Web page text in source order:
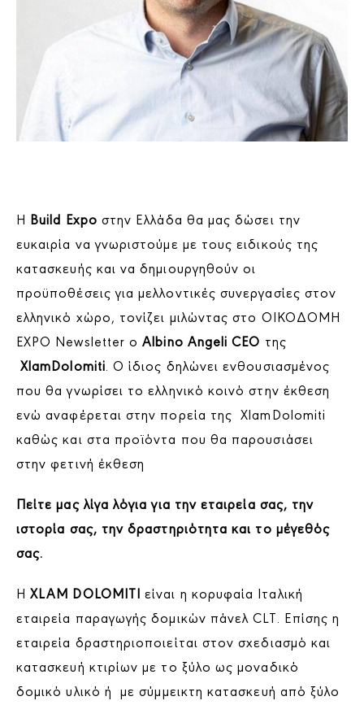
H Build Expo στην Ελλάδα θα μας δώσει την
ευκαιρία να γνωριστούμε με τους ειδικούς της
κατασκευής και να δημιουργηθούν οι
προϋποθέσεις για μελλοντικές συνεργασίες στον
ελληνικό χώρο, τονίζει μιλώντας στο ΟΙΚΟΔΟΜΗ
EXPO Newsletter οAlbino Angeli CEO της
XlamDolomiti . Ο ίδιος δηλώνει ενθουσιασμένος
που θα γνωρίσει το ελληνικό κοινό στην έκθεση
ενώ αναφέρεται στην πορεία της XlamDolomiti
καθώς και στα προϊόντα που θα παρουσιάσει
στην φετινή έκθεση
Πείτε μας λίγα λόγια για την εταιρεία σας, την
ιστορία σας, την δραστηριότητα και το μέγεθός
σας.
ΗXLAM DOLOMITI είναι η κορυφαία Ιταλική
εταιρεία παραγωγής δομικών πάνελ CLT. Επίσης η
εταιρεία δραστηριοποιείται στον σχεδιασμό και
κατασκευή κτιρίων με το ξύλο ως μοναδικό
δομικό υλικό ή με σύμμεικτη κατασκευή από ξύλο